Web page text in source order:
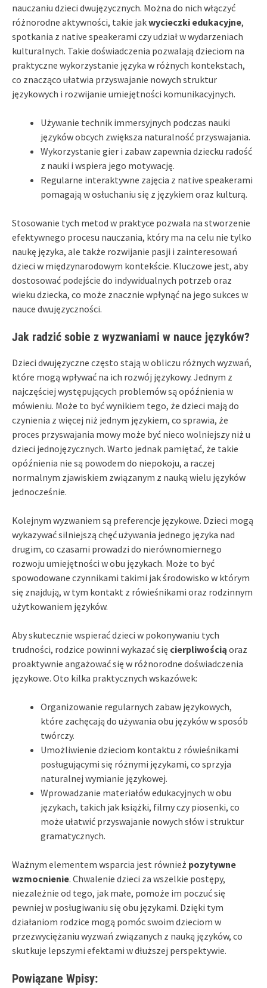
nauczaniu dzieci dwujęzycznych. Można do nich włączyć
różnorodne aktywności, takie jakwycieczki edukacyjne,
spotkania z native speakerami czy udział w wydarzeniach
kulturalnych. Takie doświadczenia pozwalają dzieciom na
praktyczne wykorzystanie języka w różnych kontekstach,
co znacząco ułatwia przyswajanie nowych struktur
językowych i rozwijanie umiejętności komunikacyjnych.
Używanie technik immersyjnych podczas nauki
języków obcych zwiększa naturalność przyswajania.
Wykorzystanie gier i zabaw zapewnia dziecku radość
z nauki i wspiera jego motywację.
Regularne interaktywne zajęcia z native speakerami
pomagają w osłuchaniu się z językiem oraz kulturą.
Stosowanie tych metod w praktyce pozwala na stworzenie
efektywnego procesu nauczania, który ma na celu nie tylko
naukę języka, ale także rozwijanie pasji i zainteresowań
dzieci w międzynarodowym kontekście. Kluczowe jest, aby
dostosować podejście do indywidualnych potrzeb oraz
wieku dziecka, co może znacznie wpłynąć na jego sukces w
nauce dwujęzyczności.
Jak radzić sobie z wyzwaniami w nauce języków?
Dzieci dwujęzyczne często stają w obliczu różnych wyzwań,
które mogą wpływać na ich rozwój językowy. Jednym z
najczęściej występujących problemów są opóźnienia w
mówieniu. Może to być wynikiem tego, że dzieci mają do
czynienia z więcej niż jednym językiem, co sprawia, że
proces przyswajania mowy może być nieco wolniejszy niż u
dzieci jednojęzycznych. Warto jednak pamiętać, że takie
opóźnienia nie są powodem do niepokoju, a raczej
normalnym zjawiskiem związanym z nauką wielu języków
jednocześnie.
Kolejnym wyzwaniem są preferencje językowe. Dzieci mogą
wykazywać silniejszą chęć używania jednego języka nad
drugim, co czasami prowadzi do nierównomiernego
rozwoju umiejętności w obu językach. Może to być
spowodowane czynnikami takimi jak środowisko w którym
się znajdują, w tym kontakt z rówieśnikami oraz rodzinnym
użytkowaniem języków.
Aby skutecznie wspierać dzieci w pokonywaniu tych
trudności, rodzice powinni wykazać się cierpliwością oraz
proaktywnie angażować się w różnorodne doświadczenia
językowe. Oto kilka praktycznych wskazówek:
Organizowanie regularnych zabaw językowych,
które zachęcają do używania obu języków w sposób
twórczy.
Umożliwienie dzieciom kontaktu z rówieśnikami
posługującymi się różnymi językami, co sprzyja
naturalnej wymianie językowej.
Wprowadzanie materiałów edukacyjnych w obu
językach, takich jak książki, filmy czy piosenki, co
może ułatwić przyswajanie nowych słów i struktur
gramatycznych.
Ważnym elementem wsparcia jest również pozytywne
wzmocnienie. Chwalenie dzieci za wszelkie postępy,
niezależnie od tego, jak małe, pomoże im poczuć się
pewniej w posługiwaniu się obu językami. Dzięki tym
działaniom rodzice mogą pomóc swoim dzieciom w
przezwyciężaniu wyzwań związanych z nauką języków, co
skutkuje lepszymi efektami w dłuższej perspektywie.
Powiązane Wpisy: